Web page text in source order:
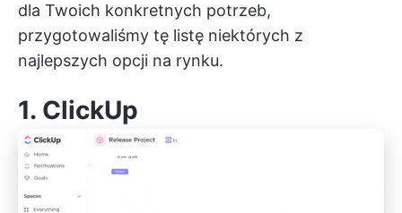
dla Twoich konkretnych potrzeb,
przygotowaliśmy tę listę niektórych z
najlepszych opcji na rynku.
1. ClickUp